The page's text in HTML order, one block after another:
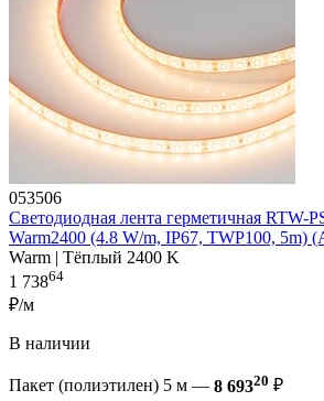
053506
Светодиодная лента герметичная RTW-
Warm2400 (4.8 W/m, IP67, TWP100, 5m)
Warm | Тёплый 2400 K
1 73864
₽/м
В наличии
Пакет (полиэтилен) 5 м — 8 69320 ₽